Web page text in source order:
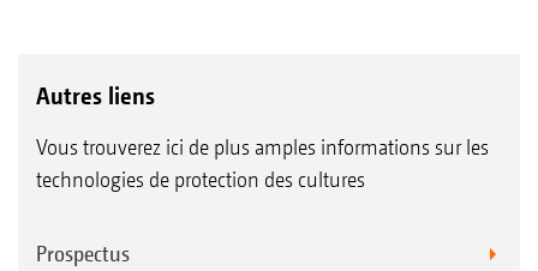
Autres liens
Vous trouverez ici de plus amples informations sur les
technologies de protection des cultures
Prospectus